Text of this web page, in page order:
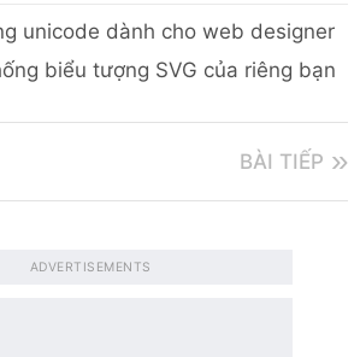
unicode dành cho web designer
biểu tượng SVG của riêng bạn
BÀI TIẾP
ADVERTISEMENTS